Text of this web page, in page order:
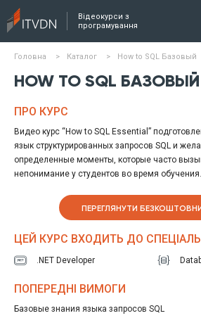
Відеокурси з
програмування
Головна > Каталог > How to SQL Базовый
HOW TO SQL БАЗОВЫЙ
ПРО КУРС
Видео курс “How to SQL Essential”
язык структурированных запросов SQL и
определенные моменты, которые часто
непонимание у студентов во время обучения.
ПЕРЕГЛЯНУТИ
ЦЕЙ КУРС ВХОДИТЬ ДО
.NET Developer
ПОПЕРЕДНІ ВИМОГИ
Базовые знания языка запросов SQL